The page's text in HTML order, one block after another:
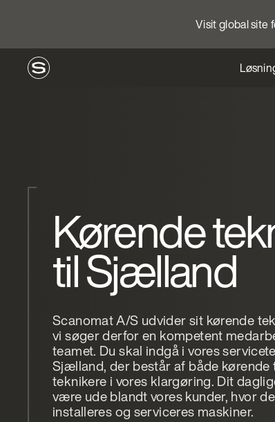
Visit global site
Kørende
til Sjælland
Scanomat A/S udvider sit kørende
vi søger derfor en kompetent
teamet. Du skal indgå i vores
Sjælland, der består af både kørende
teknikere i vores klargøring. Dit
være ude blandt vores kunder, hvor
installeres og serviceres maskiner.